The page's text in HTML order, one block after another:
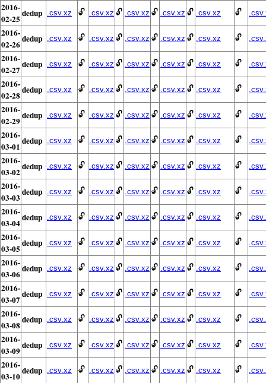
2016-
02-25 dedup .csv.xz 🔓 .csv.xz 🔓 .csv.xz 🔓 .csv.xz 🔓 .csv.xz 🔓
2016-
02-26dedup .csv.xz 🔓 .csv.xz 🔓 .csv.xz 🔓 .csv.xz 🔓 .csv.xz 🔓
2016-
02-27dedup .csv.xz 🔓 .csv.xz 🔓 .csv.xz 🔓 .csv.xz 🔓 .csv.xz 🔓
2016-
02-28dedup .csv.xz 🔓 .csv.xz 🔓 .csv.xz 🔓 .csv.xz 🔓 .csv.xz 🔓
2016-
02-29dedup .csv.xz 🔓 .csv.xz 🔓 .csv.xz 🔓 .csv.xz 🔓 .csv.xz 🔓
2016-
03-01 dedup .csv.xz 🔓 .csv.xz 🔓 .csv.xz 🔓 .csv.xz 🔓 .csv.xz 🔓
2016-
03-02dedup .csv.xz 🔓 .csv.xz 🔓 .csv.xz 🔓 .csv.xz 🔓 .csv.xz 🔓
2016-
03-03dedup .csv.xz 🔓 .csv.xz 🔓 .csv.xz 🔓 .csv.xz 🔓 .csv.xz 🔓
2016-
03-04dedup .csv.xz 🔓 .csv.xz 🔓 .csv.xz 🔓 .csv.xz 🔓 .csv.xz 🔓
2016-
03-05 dedup .csv.xz 🔓 .csv.xz 🔓 .csv.xz 🔓 .csv.xz 🔓 .csv.xz 🔓
2016-
03-06dedup .csv.xz 🔓 .csv.xz 🔓 .csv.xz 🔓 .csv.xz 🔓 .csv.xz 🔓
2016-
03-07dedup .csv.xz 🔓 .csv.xz 🔓 .csv.xz 🔓 .csv.xz 🔓 .csv.xz 🔓
2016-
03-08dedup .csv.xz 🔓 .csv.xz 🔓 .csv.xz 🔓 .csv.xz 🔓 .csv.xz 🔓
2016-
03-09dedup .csv.xz 🔓 .csv.xz 🔓 .csv.xz 🔓 .csv.xz 🔓 .csv.xz 🔓
2016-
03-10dedup .csv.xz 🔓 .csv.xz 🔓 .csv.xz 🔓 .csv.xz 🔓 .csv.xz 🔓